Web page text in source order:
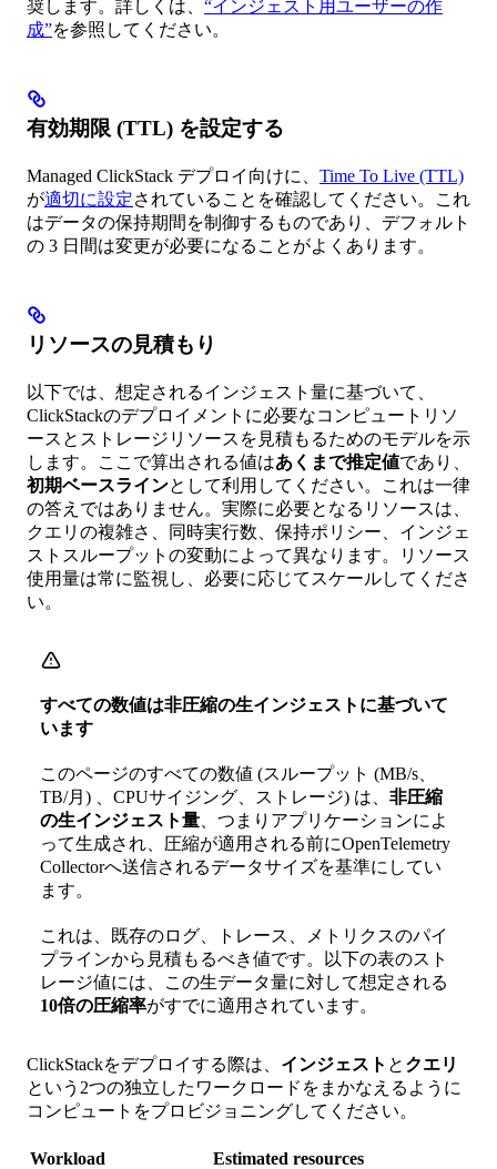
奨します。詳しくは、 “インジェスト用ユーザーの作
成”を参照してください。
有効期限 (TTL) を設定する
Managed ClickStack デプロイ向けに、 Time To Live (TTL)
が適切に設定されていることを確認してください。これ
はデータの保持期間を制御するものであり、デフォルト
の 3 日間は変更が必要になることがよくあります。
リソースの見積もり
以下では、想定されるインジェスト量に基づいて、
ClickStackのデプロイメントに必要なコンピュートリソ
ースとストレージリソースを見積もるためのモデルを示
します。ここで算出される値はあくまで推定値であり、
初期ベースラインとして利用してください。これは一律
の答えではありません。実際に必要となるリソースは、
クエリの複雑さ、同時実行数、保持ポリシー、インジェ
ストスループットの変動によって異なります。リソース
使用量は常に監視し、必要に応じてスケールしてくださ
い。
すべての数値は非圧縮の生インジェストに基づいて
います
このページのすべての数値 (スループット (MB/s、
TB/月) 、CPUサイジング、ストレージ) は、 非圧縮
の生インジェスト量 、つまりアプリケーションによ
って生成され、圧縮が適用される前にOpenTelemetry
Collectorへ送信されるデータサイズを基準にしてい
ます。
これは、既存のログ、トレース、メトリクスのパイ
プラインから見積もるべき値です。以下の表のスト
レージ値には、この生データ量に対して想定される
10倍の圧縮率がすでに適用されています。
ClickStackをデプロイする際は、 インジェスト と クエリ
という2つの独立したワークロードをまかなえるように
コンピュートをプロビジョニングしてください。
Workload
Estimated resources